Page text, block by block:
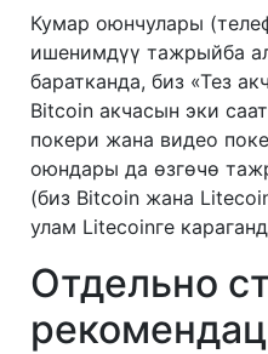
Кумар оюнчулары
ишенимдүү тажрыйба
баратканда, биз «Тез
Bitcoin акчасын эки
покери жана видео
оюндары да өзгөчө
(биз Bitcoin жана
улам Litecoinге
Отдельно